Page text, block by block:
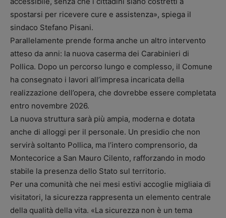
spostarsi per ricevere cure e assistenza», spiega il
sindaco Stefano Pisani.
Parallelamente prende forma anche un altro intervento
atteso da anni: la nuova caserma dei Carabinieri di
Pollica. Dopo un percorso lungo e complesso, il Comune
ha consegnato i lavori all’impresa incaricata della
realizzazione dell’opera, che dovrebbe essere completata
entro novembre 2026.
La nuova struttura sarà più ampia, moderna e dotata
anche di alloggi per il personale. Un presidio che non
servirà soltanto Pollica, ma l’intero comprensorio, da
Montecorice a San Mauro Cilento, rafforzando in modo
stabile la presenza dello Stato sul territorio.
Per una comunità che nei mesi estivi accoglie migliaia di
visitatori, la sicurezza rappresenta un elemento centrale
della qualità della vita. «La sicurezza non è un tema